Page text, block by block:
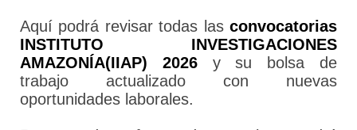
Aquí podrá revisar todas las convocatorias
INSTITUTO INVESTIGACIONES
AMAZONÍA(IIAP) 2026y su bolsa de
trabajo actualizado con nuevas
oportunidades laborales.